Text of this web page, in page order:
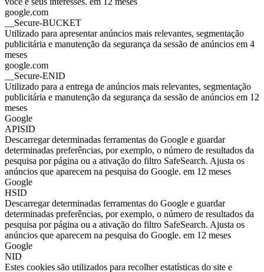
google.com
__Secure-BUCKET
Utilizado para apresentar anúncios mais relevantes, segmentação
publicitária e manutenção da segurança da sessão de anúncios em 4
meses
google.com
__Secure-ENID
Utilizado para a entrega de anúncios mais relevantes, segmentação
publicitária e manutenção da segurança da sessão de anúncios em 12
meses
Google
APISID
Descarregar determinadas ferramentas do Google e guardar
determinadas preferências, por exemplo, o número de resultados da
pesquisa por página ou a ativação do filtro SafeSearch. Ajusta os
anúncios que aparecem na pesquisa do Google. em 12 meses
Google
HSID
Descarregar determinadas ferramentas do Google e guardar
determinadas preferências, por exemplo, o número de resultados da
pesquisa por página ou a ativação do filtro SafeSearch. Ajusta os
anúncios que aparecem na pesquisa do Google. em 12 meses
Google
NID
Estes cookies são utilizados para recolher estatísticas do site e